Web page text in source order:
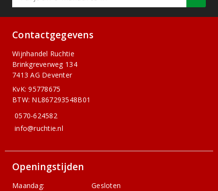
Contactgegevens
Wijnhandel Ruchtie
Brinkgreverweg 134
7413 AG Deventer
KvK: 95778675
BTW: NL867293548B01
0570-624582
info@ruchtie.nl
Openingstijden
Maandag:
Gesloten